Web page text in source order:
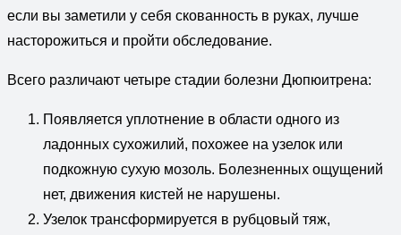
если вы заметили у себя скованность в руках, лучше
насторожиться и пройти обследование.
Всего различают четыре стадии болезни Дюпюитрена:
Появляется уплотнение в области одного из
ладонных сухожилий, похожее на узелок или
подкожную сухую мозоль. Болезненных ощущений
нет, движения кистей не нарушены.
Узелок трансформируется в рубцовый тяж,